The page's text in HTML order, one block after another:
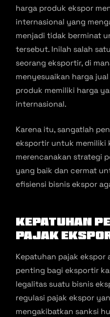
harga produk ekspor
internasional yang
menjadi tidak berminat
tersebut. Inilah salah
seorang eksportir, di
menyesuaikan harga
produk memiliki harga
internasional.
Karena itu, sangatlah
eksportir untuk memiliki
merencanakan strategi
yang baik dan cermat
efisiensi bisnis ekspor
Kepatuhan
Pajak
Kepatuhan pajak ekspor
penting bagi eksportir
legalitas suatu bisnis
regulasi pajak ekspor
mengakibatkan sanksi